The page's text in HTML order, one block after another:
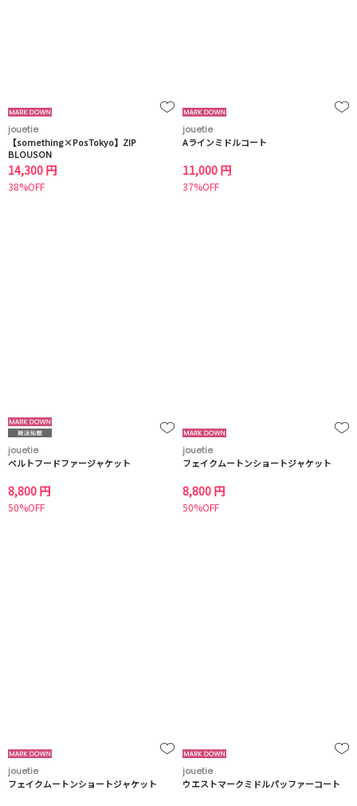
jouetie
【something×PosTokyo】ZIP
BLOUSON
14,300 円
38%OFF
jouetie
Aラインミドルコート
11,000 円
37%OFF
jouetie
ベルトフードファージャケット
8,800 円
50%OFF
jouetie
フェイクムートンショートジャケット
8,800 円
50%OFF
jouetie
フェイクムートンショートジャケット
jouetie
ウエストマークミドルパッファーコート